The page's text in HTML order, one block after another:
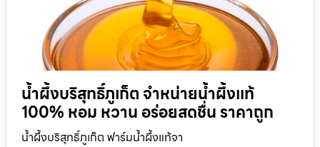
น้ำผึ้งบริสุทธิ์ภูเก็ต จำหน่ายน้ำผึ้งแท้
100% หอม หวาน อร่อยสดชื่น ราคาถูก
น้ำผึ้งบริสุทธิ์ภูเก็ต ฟาร์มน้ำผึ้งแท้จา